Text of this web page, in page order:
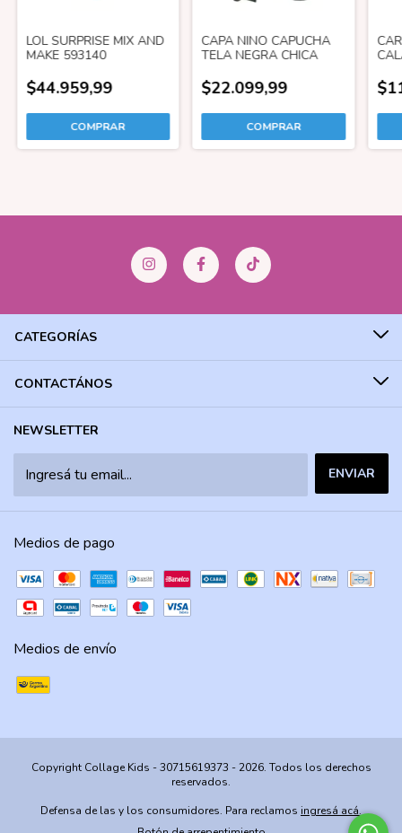
LOL SURPRISE MIX AND
MAKE 593140
$44.959,99
CAPA NINO CAPUCHA
TELA NEGRA CHICA
$22.099,99
CATEGORÍAS
CONTACTÁNOS
NEWSLETTER
Medios de pago
Medios de envío
Copyright Collage Kids - 30715619373 - 2026. Todos los derechos
reservados.
Defensa de las y los consumidores. Para reclamos ingresá acá.